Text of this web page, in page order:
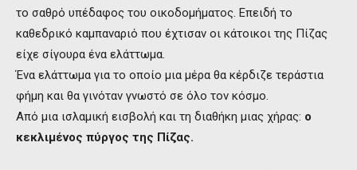
το σαθρό υπέδαφος του οικοδομήματος. Επειδή το
καθεδρικό καμπαναριό που έχτισαν οι κάτοικοι της Πίζας
είχε σίγουρα ένα ελάττωμα.
Ένα ελάττωμα για το οποίο μια μέρα θα κέρδιζε τεράστια
φήμη και θα γινόταν γνωστό σε όλο τον κόσμο.
Από μια ισλαμική εισβολή και τη διαθήκη μιας χήρας: ο
κεκλιμένος πύργος της Πίζας.